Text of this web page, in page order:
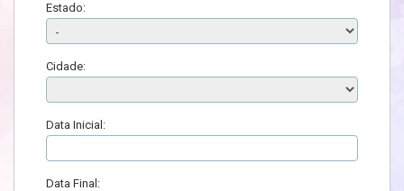
Estado:
Cidade:
Data Inicial:
Data Final: